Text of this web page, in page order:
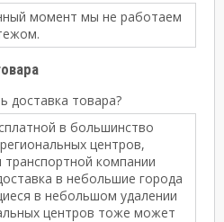
момент мы не работаем
доставка товара?
в большинство
центров,
компании
в небольшие города
в небольшом удалении
центров тоже может